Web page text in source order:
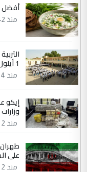
عبد الأمير جاسم
التعليق : نحن
الحسنية لزرع ...
الموضوع :
لدينا اي حساب
أفضل
منذ 42 دقيقة
1 أيلول للملاكات و20 أيلول للطلبة
منذ 54 دقيقة
إيكو
منذ 2 ساعة
على
منذ 2 ساعة